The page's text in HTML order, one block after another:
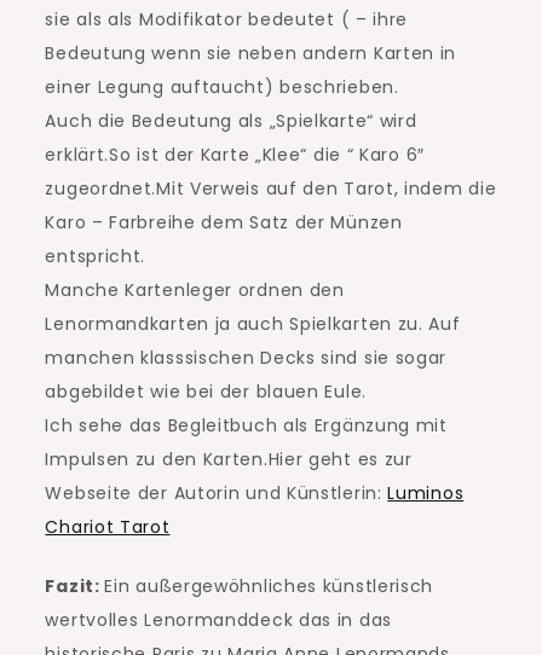
sie als als Modifikator bedeutet ( – ihre
Bedeutung wenn sie neben andern Karten in
einer Legung auftaucht) beschrieben.
Auch die Bedeutung als „Spielkarte“ wird
erklärt.So ist der Karte „Klee“ die “ Karo 6″
zugeordnet.Mit Verweis auf den Tarot, indem die
Karo – Farbreihe dem Satz der Münzen
entspricht.
Manche Kartenleger ordnen den
Lenormandkarten ja auch Spielkarten zu. Auf
manchen klasssischen Decks sind sie sogar
abgebildet wie bei der blauen Eule.
Ich sehe das Begleitbuch als Ergänzung mit
Impulsen zu den Karten.Hier geht es zur
Webseite der Autorin und Künstlerin:Luminos
Chariot Tarot
Fazit:Ein außergewöhnliches künstlerisch
wertvolles Lenormanddeck das in das